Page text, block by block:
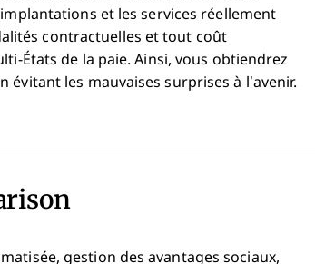
et les services réellement
contractuelles et tout coût
États de la paie. Ainsi, vous obtiendrez
les mauvaises surprises à l’avenir.
gestion des avantages sociaux,